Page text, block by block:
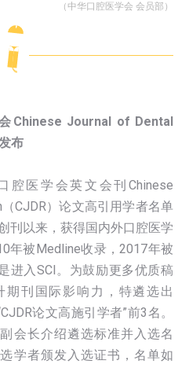
（中华口腔医学会 会员部）
Chinese Journal of Dental
布
腔医学会英文会刊Chinese
CJDR）论文高引用学者名单
刊以来，获得国内外口腔医学
年被Medline收录，2017年被
进入SCI。为鼓励更多优质稿
刊国际影响力，特遴选出
论文高施引学者”前3名。
会长介绍遴选标准并入选名
学者颁发入选证书，名单如